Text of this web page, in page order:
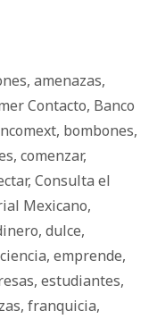
, amenazas,
Contacto, Banco
, bombones,
, comenzar,
, Consulta el
Mexicano,
, dulce,
, emprende,
, estudiantes,
, franquicia,